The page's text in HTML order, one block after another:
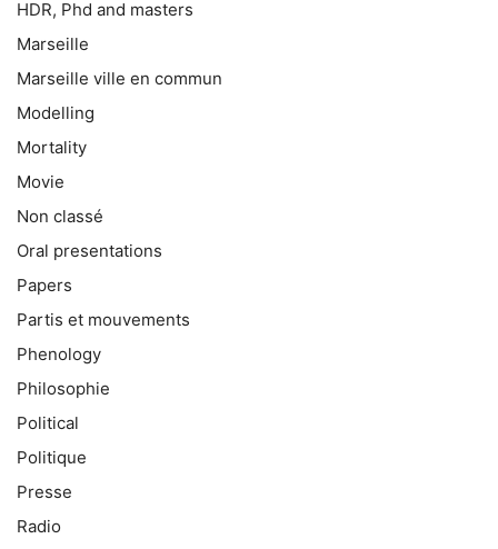
HDR, Phd and masters
Marseille
Marseille ville en commun
Modelling
Mortality
Movie
Non classé
Oral presentations
Papers
Partis et mouvements
Phenology
Philosophie
Political
Politique
Presse
Radio